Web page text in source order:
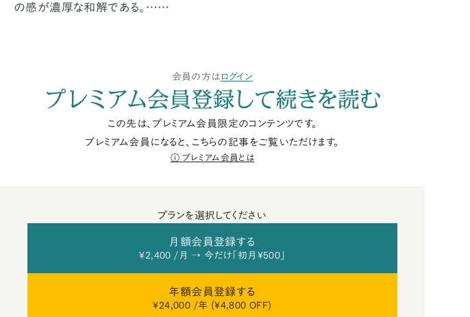
の感が濃厚な和解である。……
会員の方は ログイン
プレミアム会員登録して続きを読む
この先は、プレミアム会員限定のコンテンツです。
プレミアム会員になると、こちらの記事をご覧いただけます。
プレミアム会員とは
プランを選択してください
月額会員登録する
¥2,400 /月 → 今だけ「初月¥500」
年額会員登録する
¥24,000 /年 (¥4,800 OFF)